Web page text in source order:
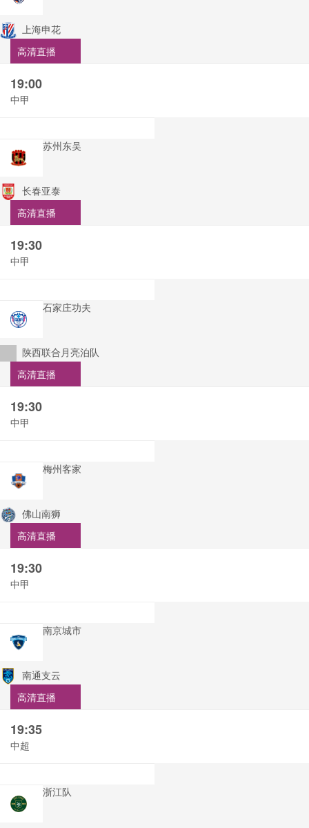
上海申花
高清直播
19:00
中甲
苏州东吴
长春亚泰
高清直播
19:30
中甲
石家庄功夫
陕西联合月亮泊队
高清直播
19:30
中甲
梅州客家
佛山南狮
高清直播
19:30
中甲
南京城市
南通支云
高清直播
19:35
中超
浙江队